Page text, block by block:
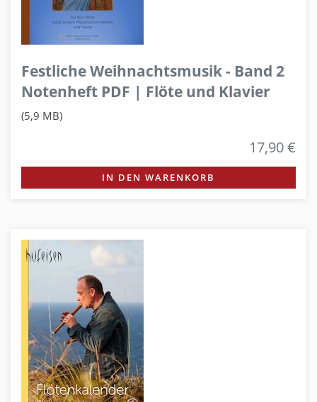
Festliche Weihnachtsmusik - Band 2
Notenheft PDF | Flöte und Klavier
(5,9 MB)
17,90 €
IN DEN WARENKORB